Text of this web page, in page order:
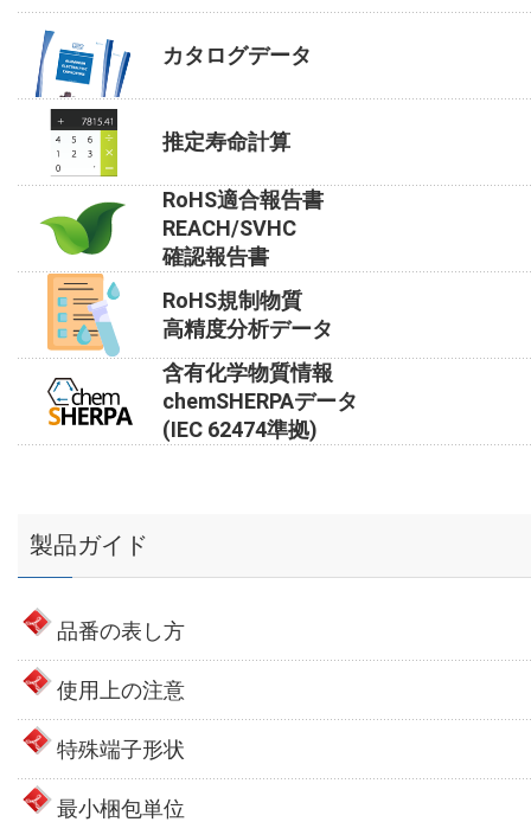
カタログデータ
推定寿命計算
RoHS適合報告書
REACH/SVHC
確認報告書
RoHS規制物質
高精度分析データ
含有化学物質情報
chemSHERPAデータ
(IEC 62474準拠)
製品ガイド
品番の表し方
使用上の注意
特殊端子形状
最小梱包単位